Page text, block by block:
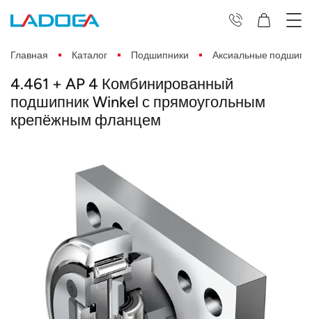
Главная Каталог Подшипники Аксиальные
4.461 + AP 4 Комбинированный
подшипник Winkel с прямоугольным
крепёжным фланцем